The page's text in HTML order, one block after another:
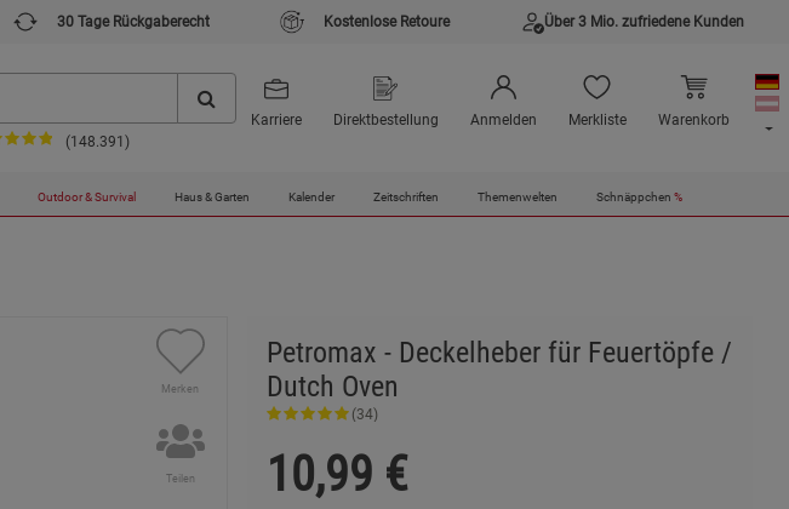
30 Tage Rückgaberecht Kostenlose Retoure Über 3 Mio. zufriedene Kunden
(148.391)
Karriere Direktbestellung Anmelden Merkliste Warenkorb
Outdoor & Survival Haus & Garten Kalender Zeitschriften Themenwelten Schnäppchen %
Merken
Teilen
Petromax - Deckelheber für Feuertöpfe /
Dutch Oven
(34)
10,99 €